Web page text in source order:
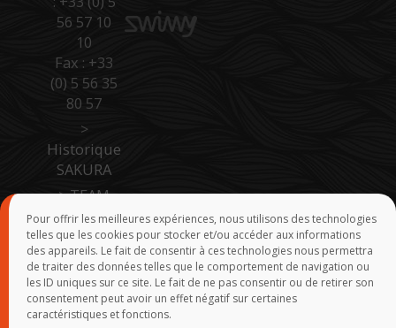
Pour offrir les meilleures expériences, nous utilisons des technologies
telles que les cookies pour stocker et/ou accéder aux informations
des appareils. Le fait de consentir à ces technologies nous permettra
de traiter des données telles que le comportement de navigation ou
les ID uniques sur ce site. Le fait de ne pas consentir ou de retirer son
consentement peut avoir un effet négatif sur certaines
caractéristiques et fonctions.
56 57 10
10
Fax : +33
(0) 5 56 35
80 57
>
Historique
SAKURA
>TEAM
SAKURA
>Accès
Pro Site B
to B
>Force de